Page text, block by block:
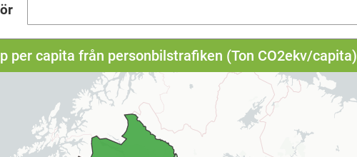
per capita från personbilstrafiken (Ton CO2ekv/capita)